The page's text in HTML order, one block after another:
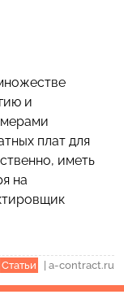
и
плат для
иметь
на
Статьи a-contract.ru